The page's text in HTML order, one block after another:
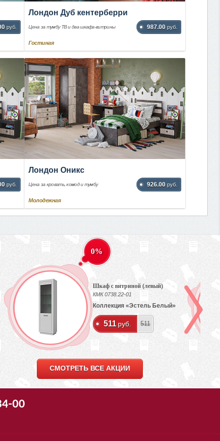
руб.
Лондон Дуб кентерберри
Цена за тумбу ТВ и два шкафа-витрины 987.00 руб.
Гостиная
руб.
Лондон Оникс
Цена за кровать, комод и тумбу 926.00 руб.
Молодежная
0%
Шкаф с витриной (левый)
КМК 0738.22-01
Коллекция «Эстель Белый»
511 руб. 511
СМОТРЕТЬ ВСЕ АКЦИИ
00